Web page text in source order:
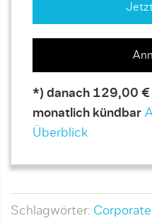
*) danach 129,00 €
monatlich kündbar
Überblick
Schlagwörter: